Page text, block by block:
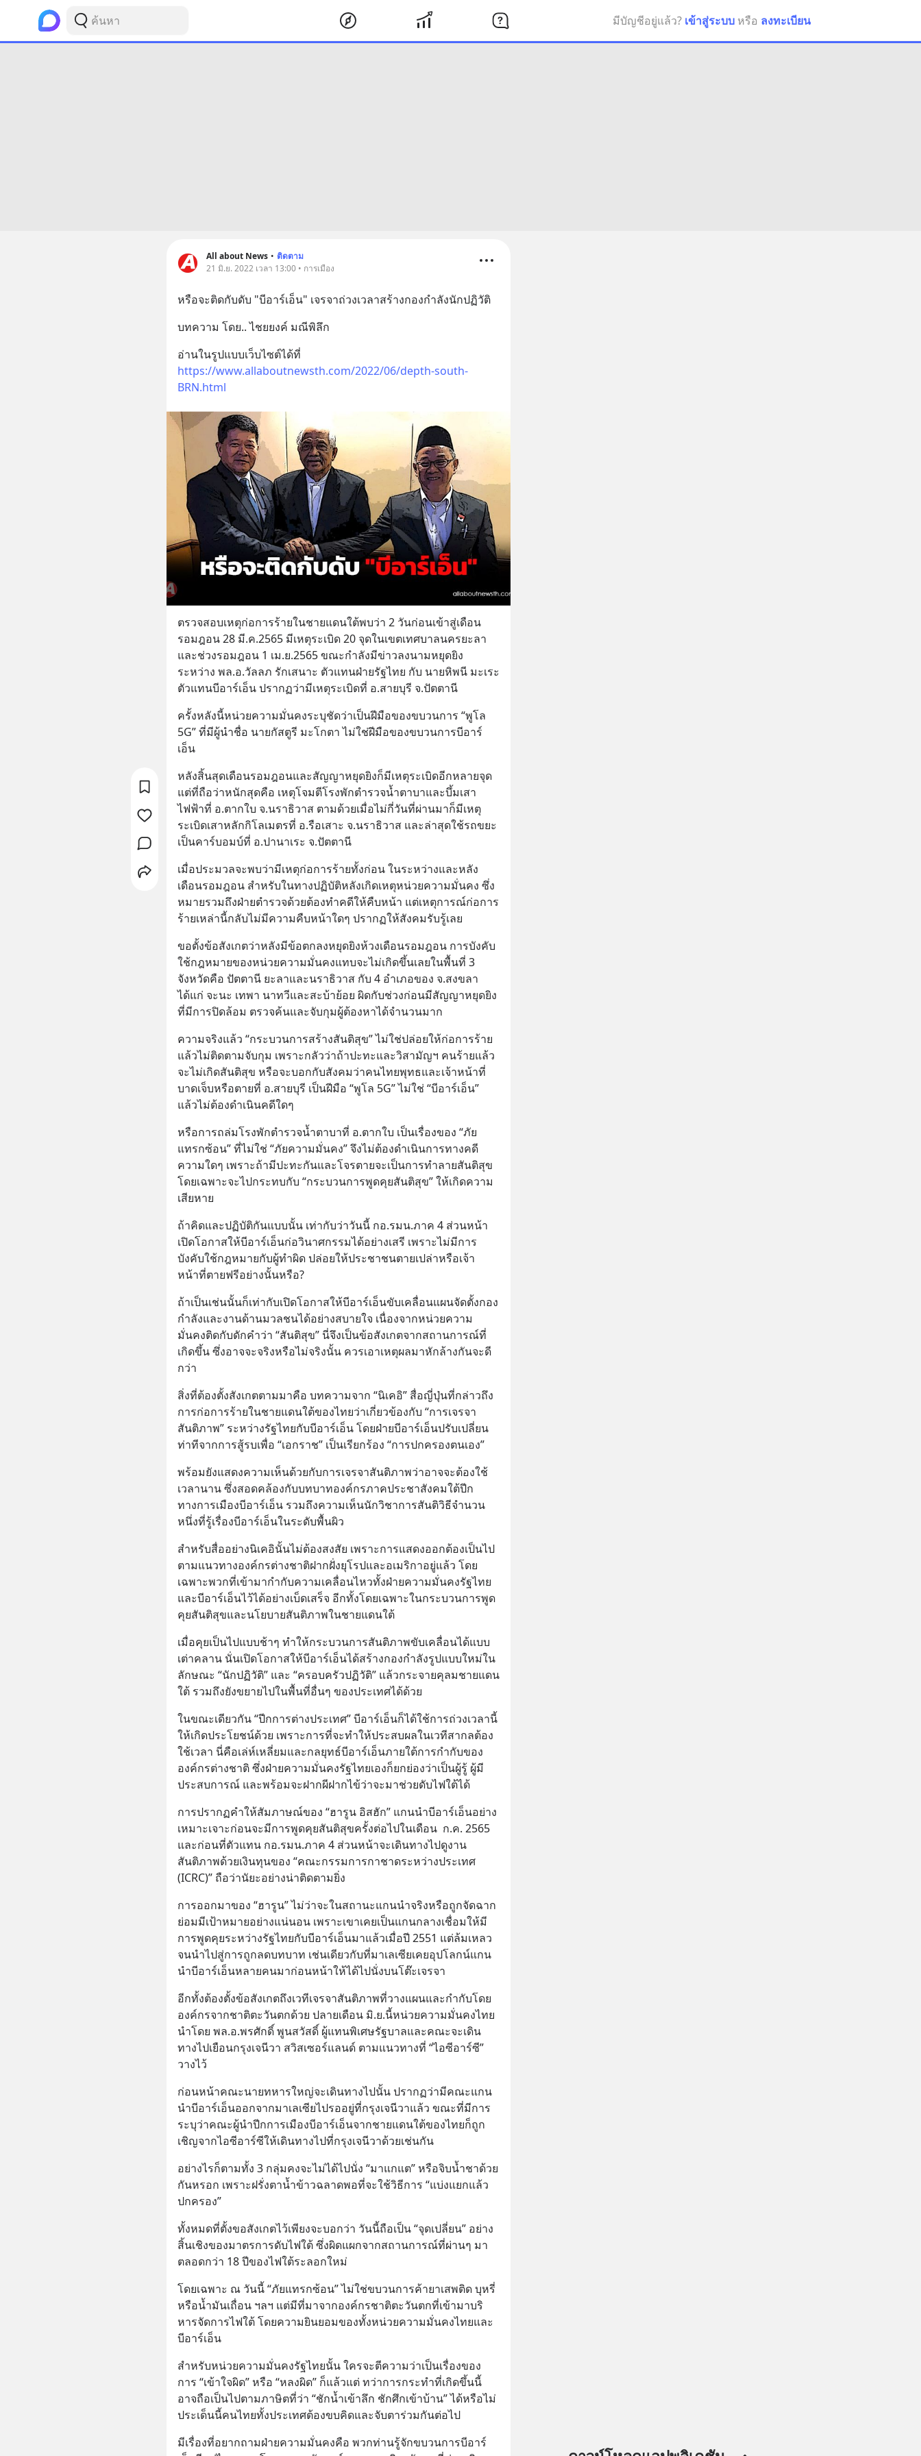
มีบัญชีอยู่แล้ว? เข้าสู่ระบบ หรือ ลงทะเบียน
All about News • ติดตาม
21 มิ.ย. 2022 เวลา 13:00 • การเมือง
หรือจะติดกับดับ "บีอาร์เอ็น" เจรจาถ่วงเวลาสร้างกองกำลังนักปฏิวัติ
บทความ โดย.. ไชยยงค์ มณีพิลึก
https://www.allaboutnewsth.com/2022/06/depth-south-
BRN.html
ตรวจสอบเหตุก่อการร้ายในชายแดนใต้พบว่า 2 วันก่อนเข้าสู่เดือน
รอมฎอน 28 มี.ค.2565 มีเหตุระเบิด 20 จุดในเขตเทศบาลนครยะลา
และช่วงรอมฎอน 1 เม.ย.2565 ขณะกำลังมีข่าวลงนามหยุดยิง
ระหว่าง พล.อ.วัลลภ รักเสนาะ ตัวแทนฝ่ายรัฐไทย กับ นายหิพนี มะเระ
ตัวแทนบีอาร์เอ็น ปรากฏว่ามีเหตุระเบิดที่ อ.สายบุรี จ.ปัตตานี
ครั้งหลังนี้หน่วยความมั่นคงระบุชัดว่าเป็นฝีมือของขบวนการ “พูโล
5G” ที่มีผู้นำชื่อ นายกัสตูรี มะโกตา ไม่ใช่ฝีมือของขบวนการบีอาร์
เอ็น
หลังสิ้นสุดเดือนรอมฎอนและสัญญาหยุดยิงก็มีเหตุระเบิดอีกหลายจุด
แต่ที่ถือว่าหนักสุดคือ เหตุโจมตีโรงพักตำรวจน้ำตาบาและบึ้มเสา
ไฟฟ้าที่ อ.ตากใบ จ.นราธิวาส ตามด้วยเมื่อไม่กี่วันที่ผ่านมาก็มีเหตุ
ระเบิดเสาหลักกิโลเมตรที่ อ.รือเสาะ จ.นราธิวาส และล่าสุดใช้รถขยะ
เป็นคาร์บอมบ์ที่ อ.ปานาเระ จ.ปัตตานี
เมื่อประมวลจะพบว่ามีเหตุก่อการร้ายทั้งก่อน ในระหว่างและหลัง
เดือนรอมฎอน สำหรับในทางปฏิบัติหลังเกิดเหตุหน่วยความมั่นคง ซึ่ง
หมายรวมถึงฝ่ายตำรวจด้วยต้องทำคดีให้คืบหน้า แต่เหตุการณ์ก่อการ
ร้ายเหล่านี้กลับไม่มีความคืบหน้าใดๆ ปรากฏให้สังคมรับรู้เลย
ขอตั้งข้อสังเกตว่าหลังมีข้อตกลงหยุดยิงห้วงเดือนรอมฎอน การบังคับ
ใช้กฎหมายของหน่วยความมั่นคงแทบจะไม่เกิดขึ้นเลยในพื้นที่ 3
จังหวัดคือ ปัตตานี ยะลาและนราธิวาส กับ 4 อำเภอของ จ.สงขลา
ได้แก่ จะนะ เทพา นาทวีและสะบ้าย้อย ผิดกับช่วงก่อนมีสัญญาหยุดยิง
ที่มีการปิดล้อม ตรวจค้นและจับกุมผู้ต้องหาได้จำนวนมาก
ความจริงแล้ว “กระบวนการสร้างสันติสุข” ไม่ใช่ปล่อยให้ก่อการร้าย
แล้วไม่ติดตามจับกุม เพราะกลัวว่าถ้าปะทะและวิสามัญฯ คนร้ายแล้ว
จะไม่เกิดสันติสุข หรือจะบอกกับสังคมว่าคนไทยพุทธและเจ้าหน้าที่
บาดเจ็บหรือตายที่ อ.สายบุรี เป็นฝีมือ “พูโล 5G” ไม่ใช่ “บีอาร์เอ็น”
แล้วไม่ต้องดำเนินคดีใดๆ
หรือการถล่มโรงพักตำรวจน้ำตาบาที่ อ.ตากใบ เป็นเรื่องของ “ภัย
แทรกซ้อน” ที่ไม่ใช่ “ภัยความมั่นคง” จึงไม่ต้องดำเนินการทางคดี
ความใดๆ เพราะถ้ามีปะทะกันและโจรตายจะเป็นการทำลายสันติสุข
โดยเฉพาะจะไปกระทบกับ “กระบวนการพูดคุยสันติสุข” ให้เกิดความ
เสียหาย
ถ้าคิดและปฏิบัติกันแบบนั้น เท่ากับว่าวันนี้ กอ.รมน.ภาค 4 ส่วนหน้า
เปิดโอกาสให้บีอาร์เอ็นก่อวินาศกรรมได้อย่างเสรี เพราะไม่มีการ
บังคับใช้กฎหมายกับผู้ทำผิด ปล่อยให้ประชาชนตายเปล่าหรือเจ้า
หน้าที่ตายฟรีอย่างนั้นหรือ?
ถ้าเป็นเช่นนั้นก็เท่ากับเปิดโอกาสให้บีอาร์เอ็นขับเคลื่อนแผนจัดตั้งกอง
กำลังและงานด้านมวลชนได้อย่างสบายใจ เนื่องจากหน่วยความ
มั่นคงติดกับดักคำว่า “สันติสุข” นี่จึงเป็นข้อสังเกตจากสถานการณ์ที่
เกิดขึ้น ซึ่งอาจจะจริงหรือไม่จริงนั้น ควรเอาเหตุผลมาหักล้างกันจะดี
กว่า
สิ่งที่ต้องตั้งสังเกตตามมาคือ บทความจาก “นิเคอิ” สื่อญี่ปุ่นที่กล่าวถึง
การก่อการร้ายในชายแดนใต้ของไทยว่าเกี่ยวข้องกับ “การเจรจา
สันติภาพ” ระหว่างรัฐไทยกับบีอาร์เอ็น โดยฝ่ายบีอาร์เอ็นปรับเปลี่ยน
ท่าทีจากการสู้รบเพื่อ “เอกราช” เป็นเรียกร้อง “การปกครองตนเอง”
พร้อมยังแสดงความเห็นด้วยกับการเจรจาสันติภาพว่าอาจจะต้องใช้
เวลานาน ซึ่งสอดคล้องกับบทบาทองค์กรภาคประชาสังคมใต้ปีก
ทางการเมืองบีอาร์เอ็น รวมถึงความเห็นนักวิชาการสันติวิธีจำนวน
หนึ่งที่รู้เรื่องบีอาร์เอ็นในระดับพื้นผิว
สำหรับสื่ออย่างนิเคอินั้นไม่ต้องสงสัย เพราะการแสดงออกต้องเป็นไป
ตามแนวทางองค์กรต่างชาติฝากฝั่งยุโรปและอเมริกาอยู่แล้ว โดย
เฉพาะพวกที่เข้ามากำกับความเคลื่อนไหวทั้งฝ่ายความมั่นคงรัฐไทย
และบีอาร์เอ็นไว้ได้อย่างเบ็ดเสร็จ อีกทั้งโดยเฉพาะในกระบวนการพูด
คุยสันติสุขและนโยบายสันติภาพในชายแดนใต้
เมื่อคุยเป็นไปแบบช้าๆ ทำให้กระบวนการสันติภาพขับเคลื่อนได้แบบ
เต่าคลาน นั่นเปิดโอกาสให้บีอาร์เอ็นได้สร้างกองกำลังรูปแบบใหม่ใน
ลักษณะ “นักปฏิวัติ” และ “ครอบครัวปฏิวัติ” แล้วกระจายคุลมชายแดน
ใต้ รวมถึงยังขยายไปในพื้นที่อื่นๆ ของประเทศได้ด้วย
ในขณะเดียวกัน “ปีกการต่างประเทศ” บีอาร์เอ็นก็ได้ใช้การถ่วงเวลานี้
ให้เกิดประโยชน์ด้วย เพราะการที่จะทำให้ประสบผลในเวทีสากลต้อง
ใช้เวลา นี่คือเล่ห์เหลี่ยมและกลยุทธ์บีอาร์เอ็นภายใต้การกำกับของ
องค์กรต่างชาติ ซึ่งฝ่ายความมั่นคงรัฐไทยเองก็ยกย่องว่าเป็นผู้รู้ ผู้มี
ประสบการณ์ และพร้อมจะฝากผีฝากไข้ว่าจะมาช่วยดับไฟใต้ได้
การปรากฏคำให้สัมภาษณ์ของ “ฮารูน อิสฮัก” แกนนำบีอาร์เอ็นอย่าง
เหมาะเจาะก่อนจะมีการพูดคุยสันติสุขครั้งต่อไปในเดือน  ก.ค. 2565
และก่อนที่ตัวแทน กอ.รมน.ภาค 4 ส่วนหน้าจะเดินทางไปดูงาน
สันติภาพด้วยเงินทุนของ “คณะกรรมการกาชาดระหว่างประเทศ
(ICRC)” ถือว่านัยะอย่างน่าติดตามยิ่ง
การออกมาของ “ฮารูน” ไม่ว่าจะในสถานะแกนนำจริงหรือถูกจัดฉาก
ย่อมมีเป้าหมายอย่างแน่นอน เพราะเขาเคยเป็นแกนกลางเชื่อมให้มี
การพูดคุยระหว่างรัฐไทยกับบีอาร์เอ็นมาแล้วเมื่อปี 2551 แต่ล้มเหลว
จนนำไปสู่การถูกลดบทบาท เช่นเดียวกับที่มาเลเซียเคยอุปโลกน์แกน
นำบีอาร์เอ็นหลายคนมาก่อนหน้าให้ได้ไปนั่งบนโต๊ะเจรจา
อีกทั้งต้องตั้งข้อสังเกตถึงเวทีเจรจาสันติภาพที่วางแผนและกำกับโดย
องค์กรจากชาติตะวันตกด้วย ปลายเดือน มิ.ย.นี้หน่วยความมั่นคงไทย
นำโดย พล.อ.พรศักดิ์ พูนสวัสดิ์ ผู้แทนพิเศษรัฐบาลและคณะจะเดิน
ทางไปเยือนกรุงเจนีวา สวิสเซอร์แลนด์ ตามแนวทางที่ “ไอซีอาร์ซี”
วางไว้
ก่อนหน้าคณะนายทหารใหญ่จะเดินทางไปนั้น ปรากฏว่ามีคณะแกน
นำบีอาร์เอ็นออกจากมาเลเซียไปรออยู่ที่กรุงเจนีวาแล้ว ขณะที่มีการ
ระบุว่าคณะผู้นำปีกการเมืองบีอาร์เอ็นจากชายแดนใต้ของไทยก็ถูก
เชิญจากไอซีอาร์ซีให้เดินทางไปที่กรุงเจนีวาด้วยเช่นกัน
อย่างไรก็ตามทั้ง 3 กลุ่มคงจะไม่ได้ไปนั่ง “มาแกแต” หรือจิบน้ำชาด้วย
กันหรอก เพราะฝรั่งตาน้ำข้าวฉลาดพอที่จะใช้วิธีการ “แบ่งแยกแล้ว
ปกครอง”
ทั้งหมดที่ตั้งขอสังเกตไว้เพียงจะบอกว่า วันนี้ถือเป็น “จุดเปลี่ยน” อย่าง
สิ้นเชิงของมาตรการดับไฟใต้ ซึ่งผิดแผกจากสถานการณ์ที่ผ่านๆ มา
ตลอดกว่า 18 ปีของไฟใต้ระลอกใหม่
โดยเฉพาะ ณ วันนี้ “ภัยแทรกซ้อน” ไม่ใช่ขบวนการค้ายาเสพติด บุหรี่
หรือน้ำมันเถื่อน ฯลฯ แต่มีที่มาจากองค์กรชาติตะวันตกที่เข้ามาบริ
หารจัดการไฟใต้ โดยความยินยอมของทั้งหน่วยความมั่นคงไทยและ
บีอาร์เอ็น
สำหรับหน่วยความมั่นคงรัฐไทยนั้น ใครจะตีความว่าเป็นเรื่องของ
การ “เข้าใจผิด” หรือ “หลงผิด” ก็แล้วแต่ ทว่าการกระทำที่เกิดขึ้นนี้
อาจถือเป็นไปตามภาษิตที่ว่า “ชักน้ำเข้าลึก ชักศึกเข้าบ้าน” ได้หรือไม่
ประเด็นนี้คนไทยทั้งประเทศต้องขบคิดและจับตาร่วมกันต่อไป
มีเรื่องที่อยากถามฝ่ายความมั่นคงคือ พวกท่านรู้จักขบวนการบีอาร์